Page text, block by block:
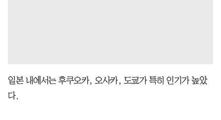
일본 내에서는 후쿠오카, 오사카, 도쿄가 특히 인기가 높았
다.